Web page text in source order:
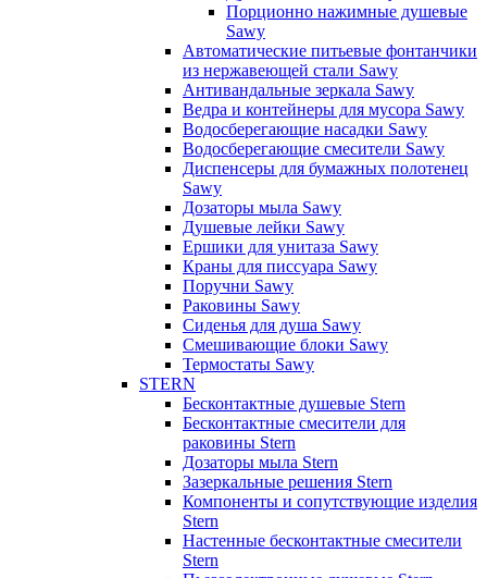
Порционно нажимные душевые
Sawy
Автоматические питьевые фонтанчики
из нержавеющей стали Sawy
Антивандальные зеркала Sawy
Ведра и контейнеры для мусора Sawy
Водосберегающие насадки Sawy
Водосберегающие смесители Sawy
Диспенсеры для бумажных полотенец
Sawy
Дозаторы мыла Sawy
Душевые лейки Sawy
Ершики для унитаза Sawy
Краны для писсуара Sawy
Поручни Sawy
Раковины Sawy
Сиденья для душа Sawy
Смешивающие блоки Sawy
Термостаты Sawy
STERN
Бесконтактные душевые Stern
Бесконтактные смесители для
раковины Stern
Дозаторы мыла Stern
Зазеркальные решения Stern
Компоненты и сопутствующие изделия
Stern
Настенные бесконтактные смесители
Stern